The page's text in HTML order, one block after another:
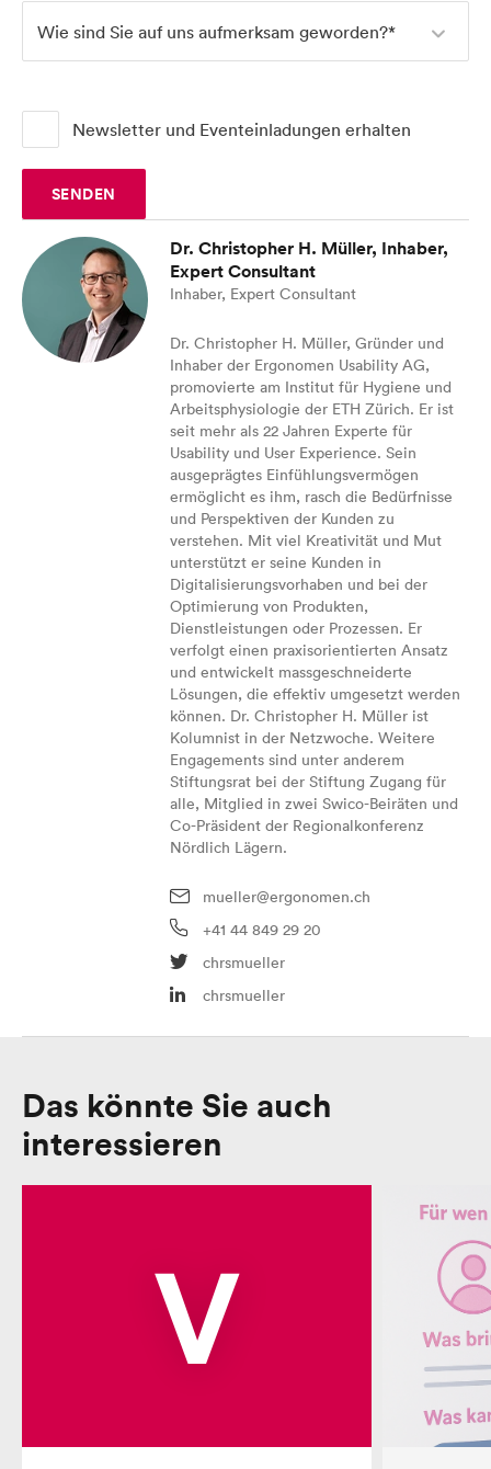
Wie sind Sie auf uns aufmerksam geworden?*
Newsletter und Eventeinladungen erhalten
SENDEN
Dr. Christopher H. Müller, Inhaber,
Expert Consultant
Inhaber, Expert Consultant
Dr. Christopher H. Müller, Gründer und
Inhaber der Ergonomen Usability AG,
promovierte am Institut für Hygiene und
Arbeitsphysiologie der ETH Zürich. Er ist
seit mehr als 22 Jahren Experte für
Usability und User Experience. Sein
ausgeprägtes Einfühlungsvermögen
ermöglicht es ihm, rasch die Bedürfnisse
und Perspektiven der Kunden zu
verstehen. Mit viel Kreativität und Mut
unterstützt er seine Kunden in
Digitalisierungsvorhaben und bei der
Optimierung von Produkten,
Dienstleistungen oder Prozessen. Er
verfolgt einen praxisorientierten Ansatz
und entwickelt massgeschneiderte
Lösungen, die effektiv umgesetzt werden
können. Dr. Christopher H. Müller ist
Kolumnist in der Netzwoche. Weitere
Engagements sind unter anderem
Stiftungsrat bei der Stiftung Zugang für
alle, Mitglied in zwei Swico-Beiräten und
Co-Präsident der Regionalkonferenz
Nördlich Lägern.
mueller@ergonomen.ch
+41 44 849 29 20
chrsmueller
chrsmueller
Das könnte Sie auch
interessieren
V
Über uns
Blog
UX-Campus